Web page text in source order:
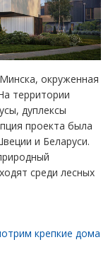
окруженная
территории
дуплексы
проекта была
и Беларуси.
среди лесных
крепкие дома